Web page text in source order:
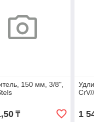
150 мм, 3/8",
₸ 1